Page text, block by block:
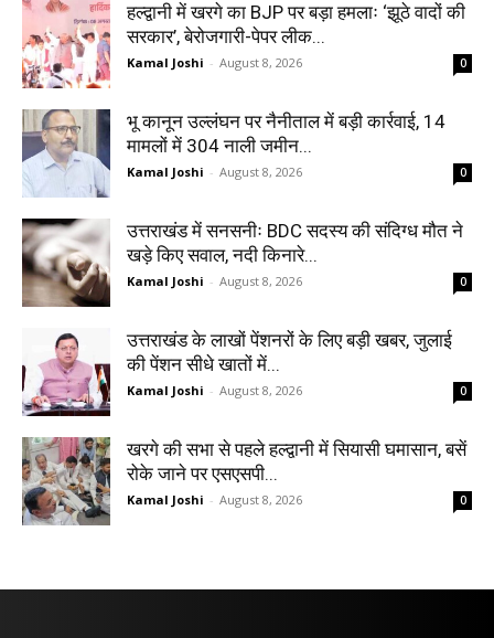
हल्द्वानी में खरगे का BJP पर बड़ा हमलाः ‘झूठे वादों की
सरकार’, बेरोजगारी-पेपर लीक...
Kamal Joshi - August 8, 2026 0
भू कानून उल्लंघन पर नैनीताल में बड़ी कार्रवाई, 14
मामलों में 304 नाली जमीन...
Kamal Joshi - August 8, 2026 0
उत्तराखंड में सनसनीः BDC सदस्य की संदिग्ध मौत ने
खड़े किए सवाल, नदी किनारे...
Kamal Joshi - August 8, 2026 0
उत्तराखंड के लाखों पेंशनरों के लिए बड़ी खबर, जुलाई
की पेंशन सीधे खातों में...
Kamal Joshi - August 8, 2026 0
खरगे की सभा से पहले हल्द्वानी में सियासी घमासान, बसें
रोके जाने पर एसएसपी...
Kamal Joshi - August 8, 2026 0